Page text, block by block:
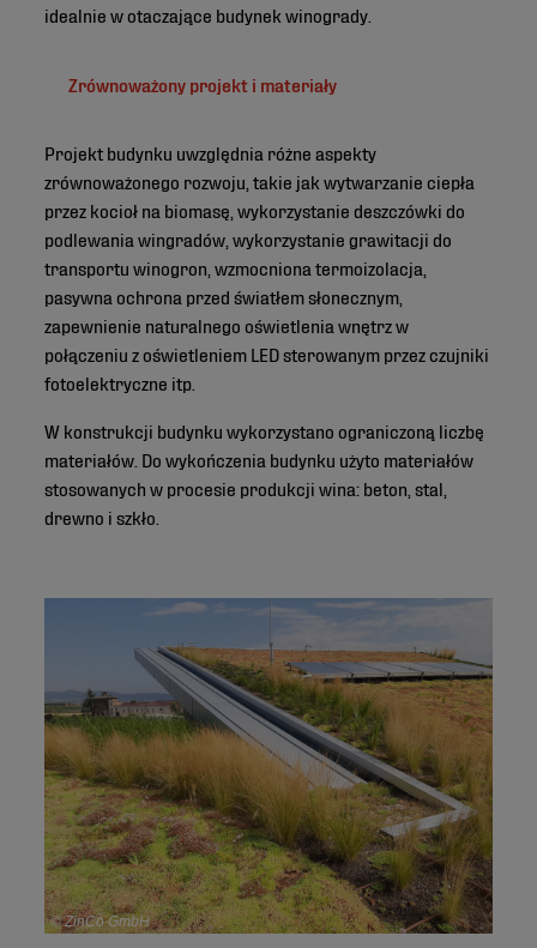
idealnie w otaczające budynek winogrady.
Zrównoważony projekt i materiały
Projekt budynku uwzględnia różne aspekty
zrównoważonego rozwoju, takie jak wytwarzanie ciepła
przez kocioł na biomasę, wykorzystanie deszczówki do
podlewania wingradów, wykorzystanie grawitacji do
transportu winogron, wzmocniona termoizolacja,
pasywna ochrona przed światłem słonecznym,
zapewnienie naturalnego oświetlenia wnętrz w
połączeniu z oświetleniem LED sterowanym przez czujniki
fotoelektryczne itp.
W konstrukcji budynku wykorzystano ograniczoną liczbę
materiałów. Do wykończenia budynku użyto materiałów
stosowanych w procesie produkcji wina: beton, stal,
drewno i szkło.
© ZinCo GmbH